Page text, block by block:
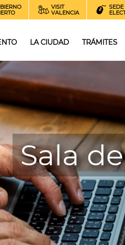
VISIT
VALENCIA
SEDE
LA CIUDAD TRÁMITES
Sala